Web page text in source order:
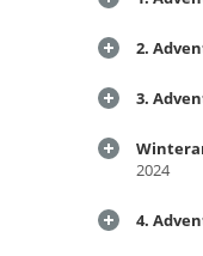
2.
3.
2024
4.